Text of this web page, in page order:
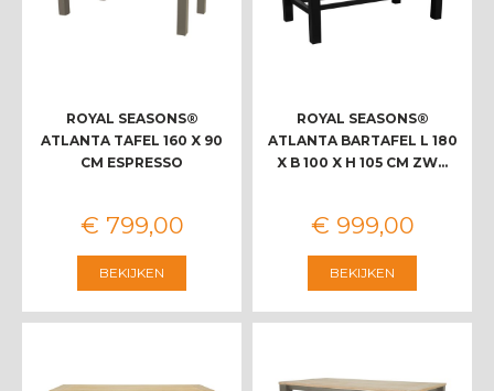
ROYAL SEASONS®
ATLANTA TAFEL 160 X 90
CM ESPRESSO
€ 799,00
BEKIJKEN
ROYAL SEASONS®
ATLANTA BARTAFEL L 180
X B 100 X H 105 CM ZW…
€ 999,00
BEKIJKEN